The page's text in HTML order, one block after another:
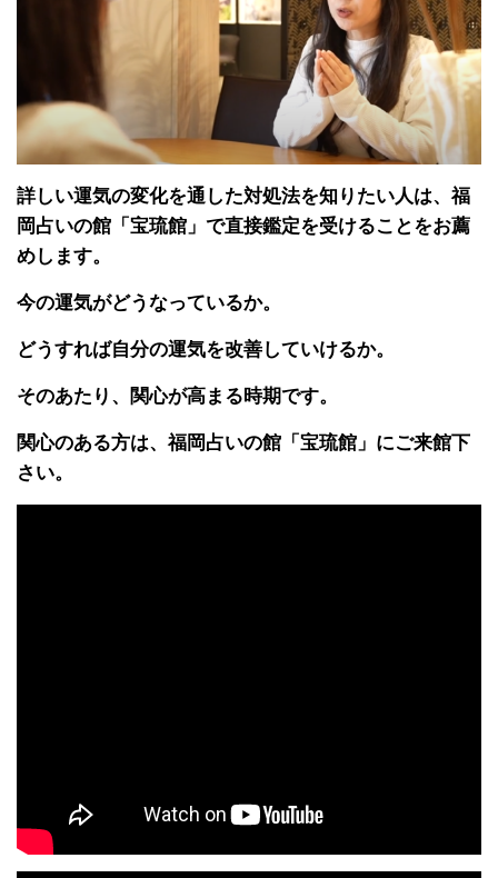
詳しい運気の変化を通した対処法を知りたい人は、福
岡占いの館「宝琉館」で直接鑑定を受けることをお薦
めします。
今の運気がどうなっているか。
どうすれば自分の運気を改善していけるか。
そのあたり、関心が高まる時期です。
関心のある方は、福岡占いの館「宝琉館」にご来館下
さい。